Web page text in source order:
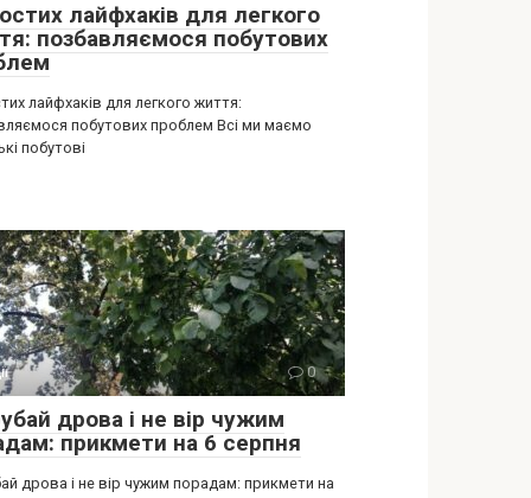
лайфхаків для легкого
позбавляємося побутових
лайфхаків для легкого життя:
побутових проблем Всі ми маємо
побутові
0
дрова і не вір чужим
прикмети на 6 серпня
дрова і не вір чужим порадам: прикмети на